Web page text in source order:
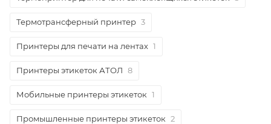
Термотрансферный принтер 3
Принтеры для печати на лентах 1
Принтеры этикеток АТОЛ 8
Мобильные принтеры этикеток 1
Промышленные принтеры этикеток 2